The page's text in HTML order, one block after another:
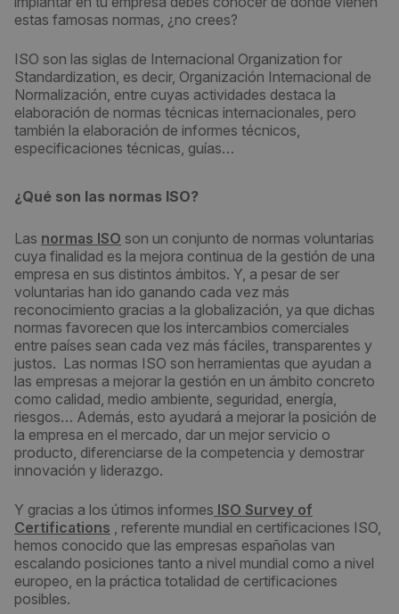
estas famosas normas, ¿no crees?
ISO son las siglas de Internacional Organization for
Standardization, es decir, Organización Internacional de
Normalización, entre cuyas actividades destaca la
elaboración de normas técnicas internacionales, pero
también la elaboración de informes técnicos,
especificaciones técnicas, guías…
¿Qué son las normas ISO?
Las normas ISO son un conjunto de normas voluntarias
cuya finalidad es la mejora continua de la gestión de una
empresa en sus distintos ámbitos. Y, a pesar de ser
voluntarias han ido ganando cada vez más
reconocimiento gracias a la globalización, ya que dichas
normas favorecen que los intercambios comerciales
entre países sean cada vez más fáciles, transparentes y
justos. Las normas ISO son herramientas que ayudan a
las empresas a mejorar la gestión en un ámbito concreto
como calidad, medio ambiente, seguridad, energía,
riesgos… Además, esto ayudará a mejorar la posición de
la empresa en el mercado, dar un mejor servicio o
producto, diferenciarse de la competencia y demostrar
innovación y liderazgo.
Y gracias a los útimos informes ISO Survey of
Certifications , referente mundial en certificaciones ISO,
hemos conocido que las empresas españolas van
escalando posiciones tanto a nivel mundial como a nivel
europeo, en la práctica totalidad de certificaciones
posibles.